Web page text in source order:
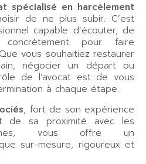
spécialisé en harcèlement
de ne plus subir. C’est
capable d’écouter, de
pour faire
vous souhaitiez restaurer
négocier un départ ou
de l’avocat est de vous
à chaque étape.
, fort de son expérience
sa proximité avec les
vous offre un
sur-mesure, rigoureux et